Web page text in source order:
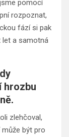
pomocí
rozpoznat,
fází si pak
let a samotná
hrozbu
zlehčoval,
být pro